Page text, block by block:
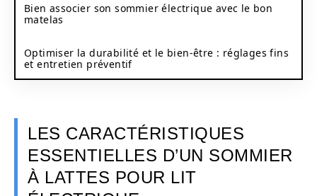
Bien associer son sommier électrique avec le bon
matelas
Optimiser la durabilité et le bien-être : réglages fins
et entretien préventif
LES CARACTÉRISTIQUES
ESSENTIELLES D’UN SOMMIER
À LATTES POUR LIT